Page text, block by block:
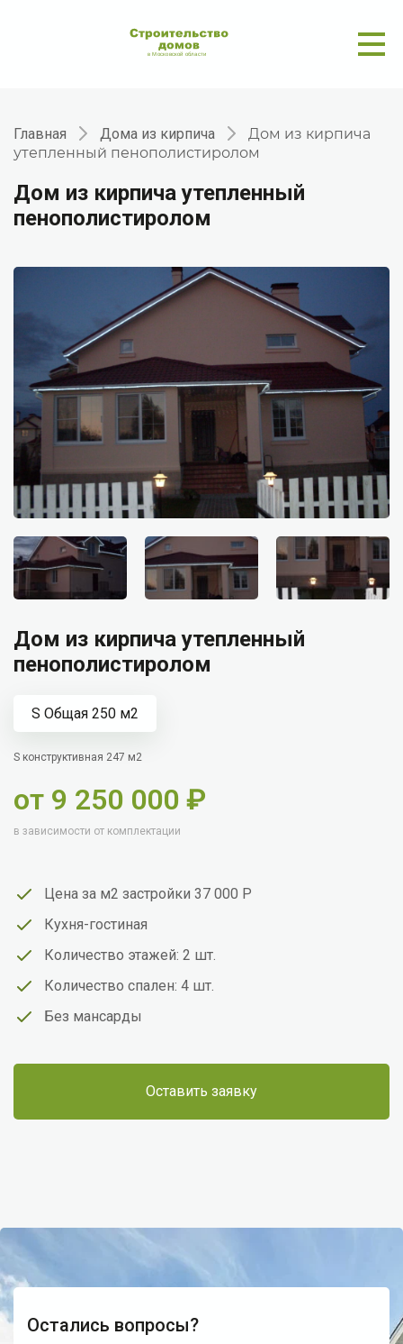
Главная Дома из кирпича
Дом из кирпича
утепленный пенополистиролом
Дом из кирпича утепленный
пенополистиролом
Дом из кирпича утепленный
пенополистиролом
S Общая 250 м2
S конструктивная 247 м2
от 9 250 000 ₽
в зависимости от комплектации
Цена за м2 застройки 37 000 Р
Кухня-гостиная
Количество этажей: 2 шт.
Количество спален: 4 шт.
Без мансарды
Оставить заявку
Остались вопросы?